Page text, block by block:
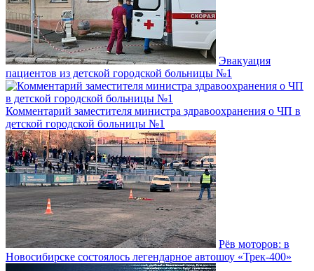
Эвакуация
пациентов из детской городской больницы №1
Комментарий заместителя министра здравоохранения о ЧП в
детской городской больницы №1
Рёв моторов: в
Новосибирске состоялось легендарное автошоу «Трек-400»